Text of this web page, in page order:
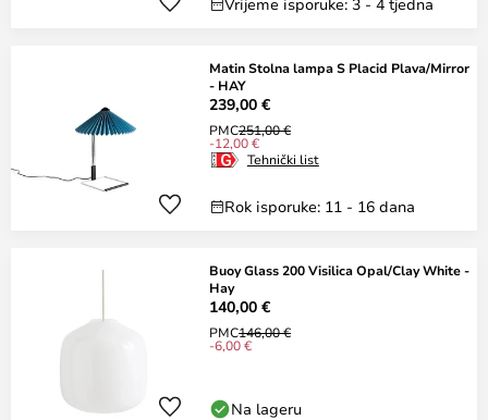
Matin Stolna lampa S Placid Plava/Mirror
- HAY
239,00 €
PMC251,00 €
-12,00 €
Tehnički list
Rok isporuke: 11 - 16 dana
Buoy Glass 200 Visilica Opal/Clay White -
Hay
140,00 €
PMC146,00 €
-6,00 €
Na lageru